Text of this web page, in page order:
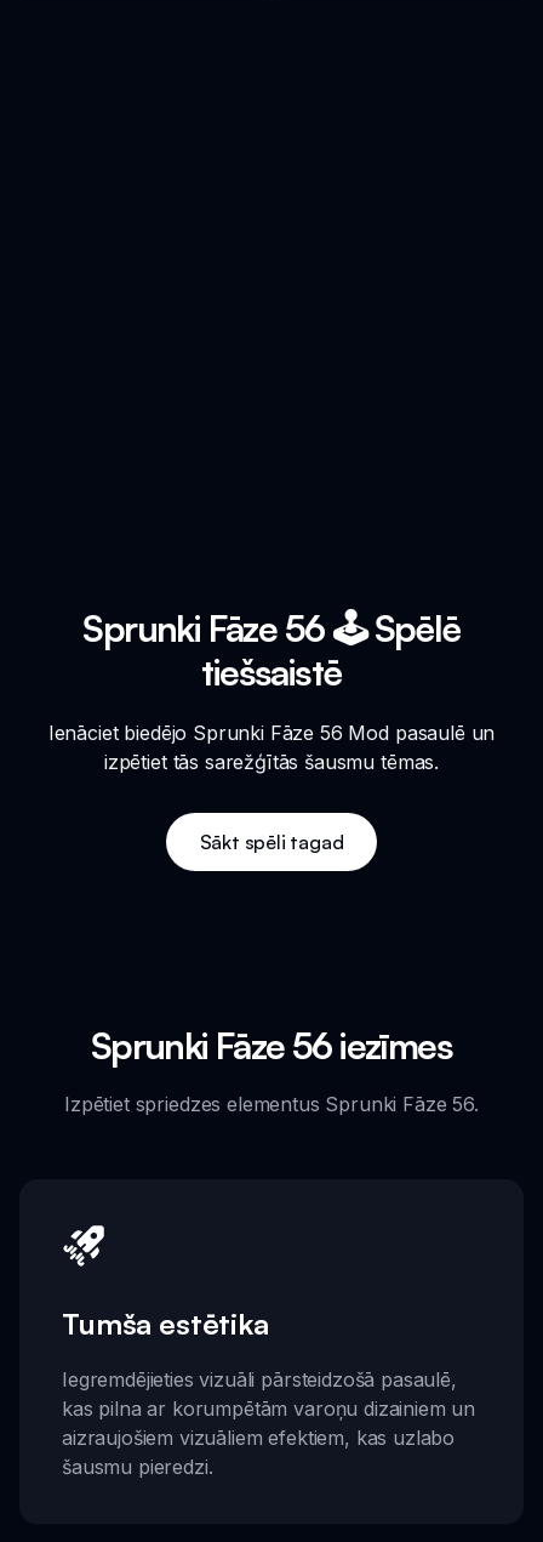
Sprunki Fāze 56 🕹️ Spēlē
tiešsaistē
Ienāciet biedējo Sprunki Fāze 56 Mod pasaulē un
izpētiet tās sarežģītās šausmu tēmas.
Sākt spēli tagad
Sprunki Fāze 56 iezīmes
Izpētiet spriedzes elementus Sprunki Fāze 56.
Tumša estētika
Iegremdējieties vizuāli pārsteidzošā pasaulē,
kas pilna ar korumpētām varoņu dizainiem un
aizraujošiem vizuāliem efektiem, kas uzlabo
šausmu pieredzi.